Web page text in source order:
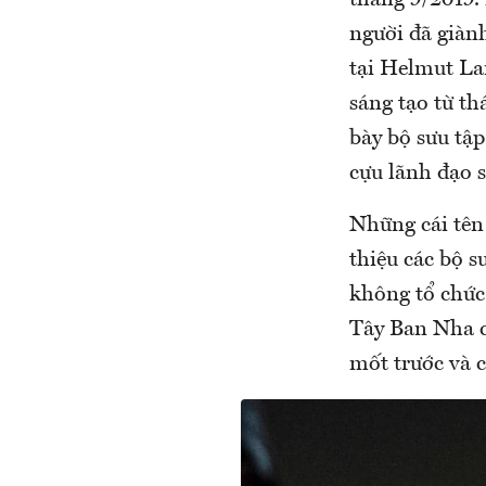
người đã
tại Helmut
sáng tạo từ
bày bộ sưu
cựu lãnh đạo
Những cái
thiệu các bộ
không tổ
Tây Ban Nha
mốt trước và